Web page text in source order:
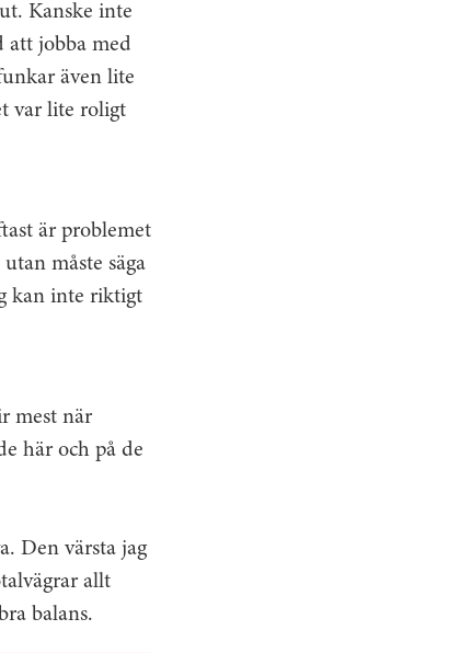
Kanske inte
att jobba med
även lite
var lite roligt
är problemet
måste säga
kan inte riktigt
mest när
här och på de
Den värsta jag
allt
balans.